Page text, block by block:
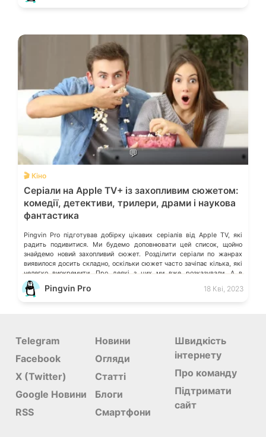
💬
🎬 Кіно
Серіали на Apple TV+ із захопливим сюжетом:
комедії, детективи, трилери, драми і наукова
фантастика
Pingvin Pro підготував добірку цікавих серіалів від Apple TV, які
радить подивитися. Ми будемо доповнювати цей список, щойно
знайдемо новий захопливий сюжет. Розділити серіали по жанрах
виявилося досить складно, оскільки сюжет часто зачіпає кілька, які
нелегко виокремити. Про деякі з цих ми вже розказували. А в
коментарях можете порадити ті серіали, які вразили Вас, і […]
Pingvin Pro 18 Кві, 2023
Telegram
Facebook
X (Twitter)
Google Новини
RSS
Новини
Огляди
Статті
Блоги
Смартфони
Швидкість
інтернету
Про команду
Підтримати
сайт